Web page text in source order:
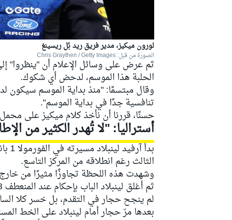
لورون ميكيز، مدير فريق ريد بُل ريسينغ
الصورة من قبل: Chris Graythen / Getty Images
ثم عرض على وسائل الإعلام أن "ينظروا"
الحلبة هذا الموسم، لدحض أي شكوك.
وقال مبتسمًا: "منذ بداية الموسم سيكون
تنافسية جدًا في بداية الموسم".
حسنًا، قررنا أن نأخذ كلام ميكيز على
أستراليا: "لا تُهدر الكثير من
بدأآرفيد لينبلاد
الثالث رغم انطلاقه من المركز التاسع.
وشهدت هذه اللحظة تجاوزًا مثيرًا من خارج
ثم أغلق لينبلاد الباب بإحكام عند المنعطف 13 عندما حاول الفرنسي استعادة المركز.
لم ينجح حجار في التقدم، بل خسر كلا
بعدها مرّ حجار أمام لينبلاد على الخط